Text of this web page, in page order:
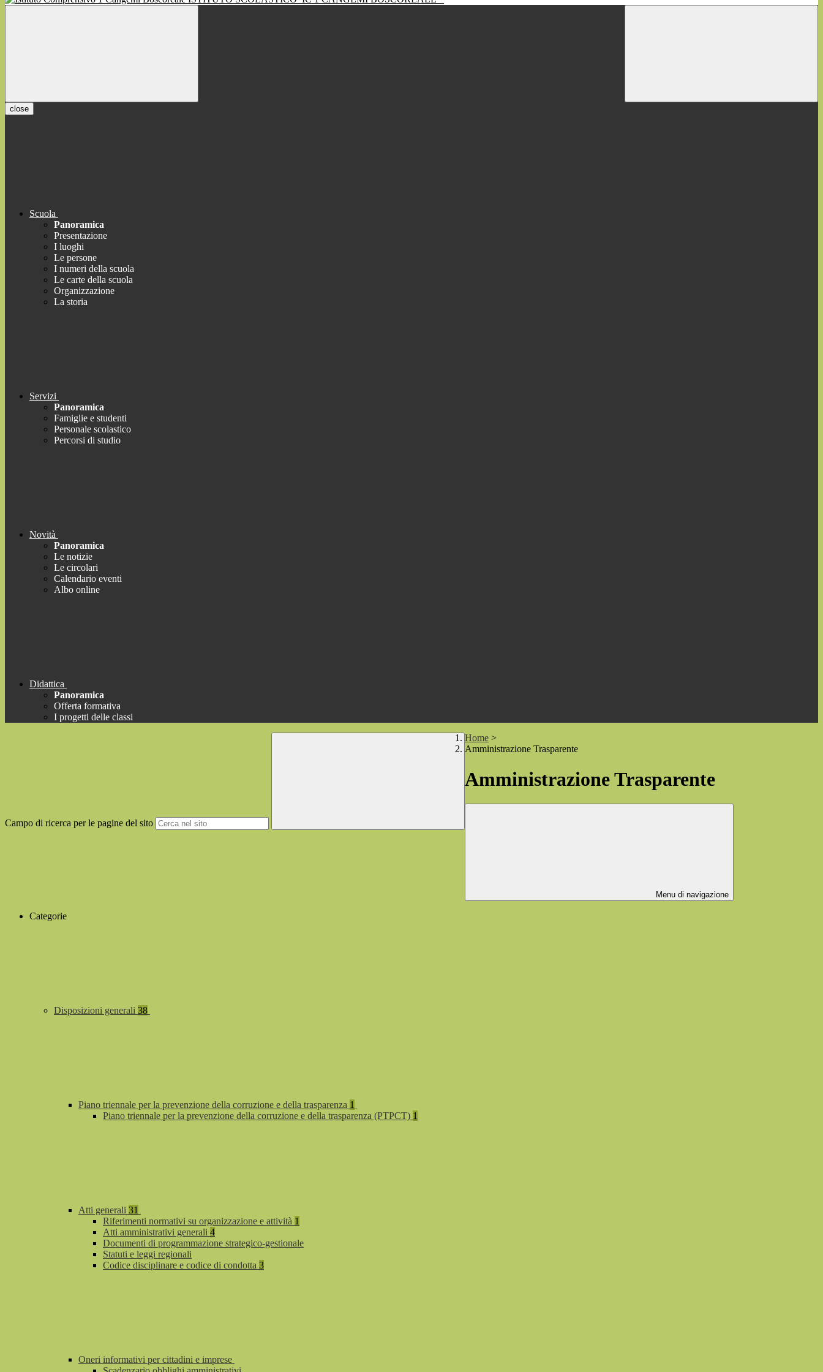
close
Scuola
Panoramica
Presentazione
I luoghi
Le persone
I numeri della scuola
Le carte della scuola
Organizzazione
La storia
Servizi
Panoramica
Famiglie e studenti
Personale scolastico
Percorsi di studio
Novità
Panoramica
Le notizie
Le circolari
Calendario eventi
Albo online
Didattica
Panoramica
Offerta formativa
I progetti delle classi
Campo di ricerca per le pagine del sito
Home >
Amministrazione Trasparente
Amministrazione Trasparente
Menu di navigazione
Categorie
Disposizioni generali 38
Piano triennale per la prevenzione della corruzione e della trasparenza 1
Piano triennale per la prevenzione della corruzione e della trasparenza (PTPCT) 1
Atti generali 31
Riferimenti normativi su organizzazione e attività 1
Atti amministrativi generali 4
Documenti di programmazione strategico-gestionale
Statuti e leggi regionali
Codice disciplinare e codice di condotta 3
Oneri informativi per cittadini e imprese